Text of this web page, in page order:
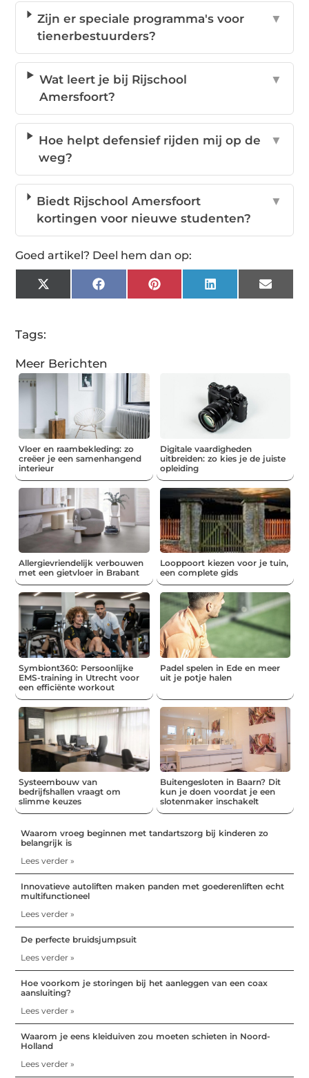
Zijn er speciale programma's voor
tienerbestuurders?
▼
Wat leert je bij Rijschool
Amersfoort?
▼
Hoe helpt defensief rijden mij op de
weg?
▼
Biedt Rijschool Amersfoort
kortingen voor nieuwe studenten?
▼
Goed artikel? Deel hem dan op:
X
(Twitter)
FacebookPinterestLinkedInEmail
Tags:
Meer Berichten
Vloer en raambekleding: zo
creëer je een samenhangend
interieur
Digitale vaardigheden
uitbreiden: zo kies je de juiste
opleiding
Allergievriendelijk verbouwen
met een gietvloer in Brabant
Looppoort kiezen voor je tuin,
een complete gids
Symbiont360: Persoonlijke
EMS-training in Utrecht voor
een efficiënte workout
Padel spelen in Ede en meer
uit je potje halen
Systeembouw van
bedrijfshallen vraagt om
slimme keuzes
Buitengesloten in Baarn? Dit
kun je doen voordat je een
slotenmaker inschakelt
Waarom vroeg beginnen met tandartszorg bij kinderen zo
belangrijk is
Lees verder »
Innovatieve autoliften maken panden met goederenliften echt
multifunctioneel
Lees verder »
De perfecte bruidsjumpsuit
Lees verder »
Hoe voorkom je storingen bij het aanleggen van een coax
aansluiting?
Lees verder »
Waarom je eens kleiduiven zou moeten schieten in Noord-
Holland
Lees verder »